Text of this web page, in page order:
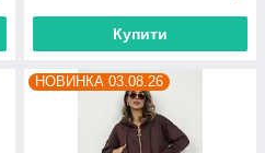
Купити
НОВИНКА 03.08.26